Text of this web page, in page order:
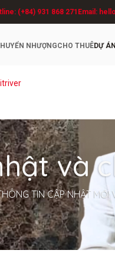
(+84) 931 868 271 Email:
NHƯỢNGCHO THUÊDỰ ÁN
và
TIN CẬP NHẬT